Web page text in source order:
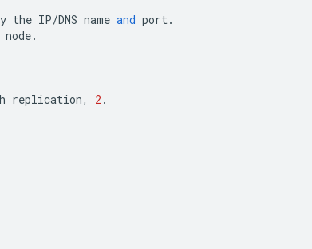
the IP/DNS name and port.
node.
replication, 2.